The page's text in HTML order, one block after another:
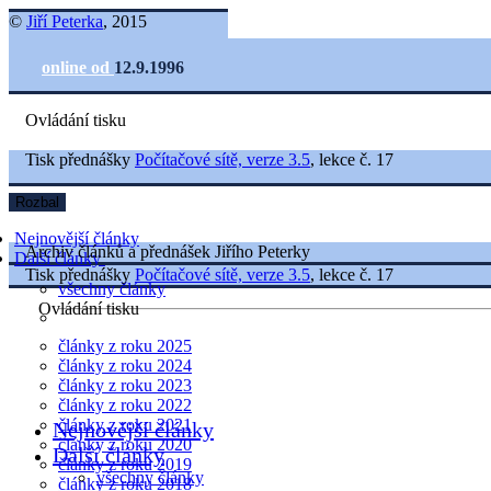
© Jiří Peterka, 2015
online od 12.9.1996
Ovládání tisku
Nejnovější články
Další články
všechny články
články z roku 2025
články z roku 2024
články z roku 2023
články z roku 2022
články z roku 2021
články z roku 2020
články z roku 2019
články z roku 2018
Tisk přednášky Počítačové sítě, verze 3.5, lekce č. 17
Rozbal
Archiv článků a přednášek Jiřího Peterky
Tisk přednášky Počítačové sítě, verze 3.5, lekce č. 17
Ovládání tisku
Nejnovější články
Další články
všechny články